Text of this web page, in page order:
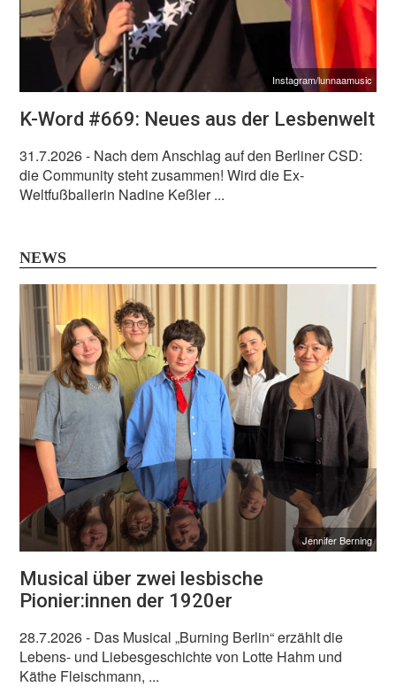
Instagram/lunnaamusic
K-Word #669: Neues aus der Lesbenwelt
31.7.2026- Nach dem Anschlag auf den Berliner CSD:
die Community steht zusammen! Wird die Ex-
Weltfußballerin Nadine Keßler ...
NEWS
Jennifer Berning
Musical über zwei lesbische
Pionier:innen der 1920er
28.7.2026- Das Musical „Burning Berlin“ erzählt die
Lebens- und Liebesgeschichte von Lotte Hahm und
Käthe Fleischmann, ...